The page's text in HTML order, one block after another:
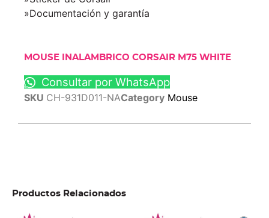
»Documentación y garantía
MOUSE INALAMBRICO CORSAIR M75 WHITE
Consultar por WhatsApp
SKU CH-931D011-NACategory Mouse
Productos Relacionados